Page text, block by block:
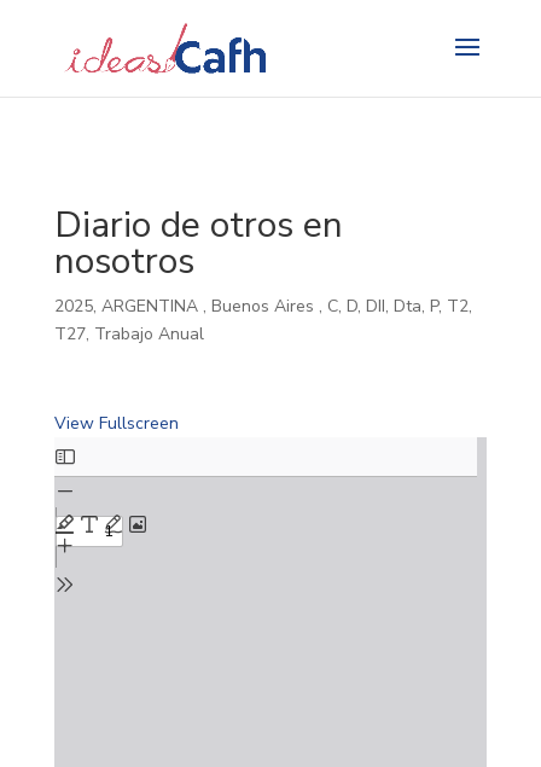
Diario de otros en
nosotros
2025, ARGENTINA , Buenos Aires , C, D, DII, Dta, P, T2,
T27, Trabajo Anual
View Fullscreen
Skip
to
PDF
content